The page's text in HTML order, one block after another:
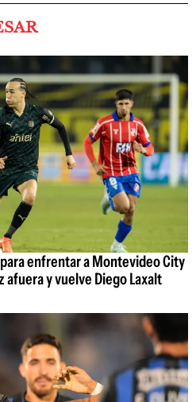
enfrentar a Montevideo City
afuera y vuelve Diego Laxalt